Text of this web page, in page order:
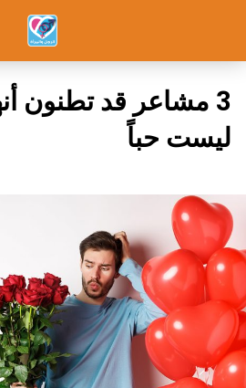
3 مشاعر قد تطنون
ليست حباً